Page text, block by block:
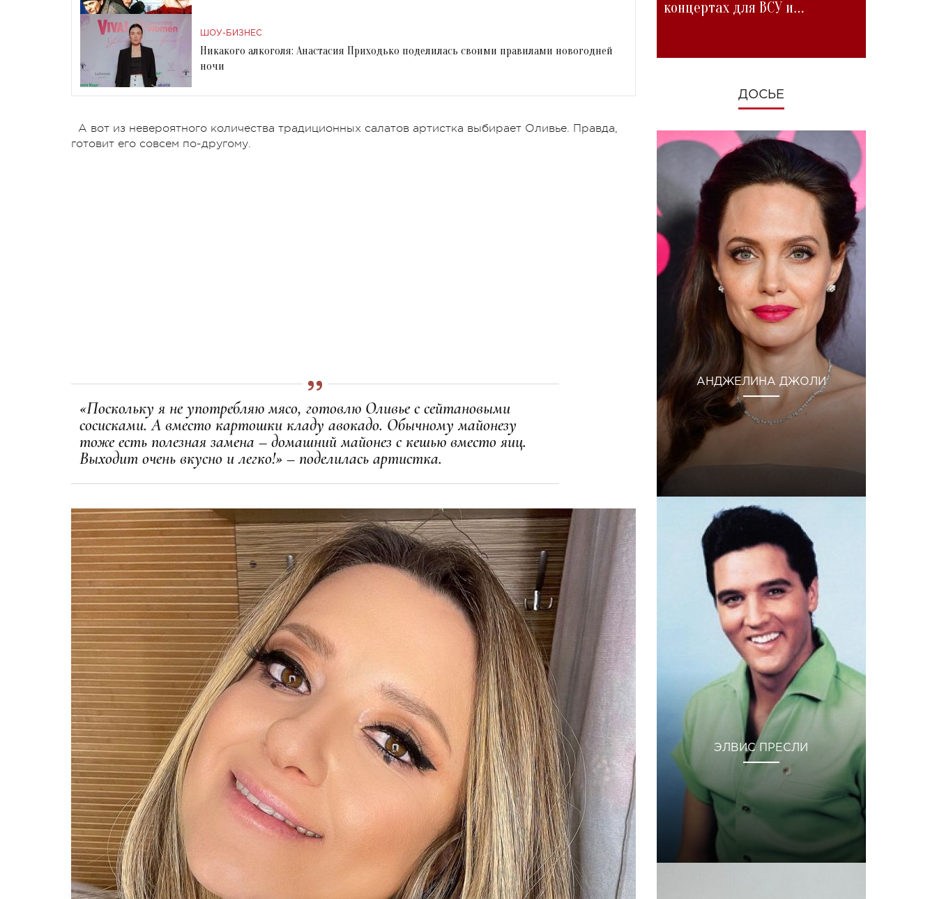
ШОУ-БИЗНЕС
Никакого алкоголя: Анастасия Приходько поделилась своими правилами новогодней
ночи
А вот из невероятного количества традиционных салатов артистка выбирает Оливье. Правда,
готовит его совсем по-другому.
«Поскольку я не употребляю мясо, готовлю Оливье с сейтановыми
сосисками. А вместо картошки кладу авокадо. Обычному майонезу
тоже есть полезная замена – домашний майонез с кешью вместо яиц.
Выходит очень вкусно и легко!» – поделилась артистка.
концертах для ВСУ и
ДОСЬЕ
АНДЖЕЛИНА ДЖОЛИ
ЭЛВИС ПРЕСЛИ